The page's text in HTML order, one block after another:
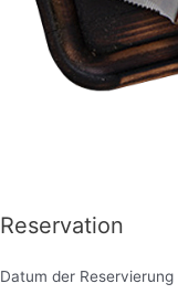
Reservation
Datum der Reservierung